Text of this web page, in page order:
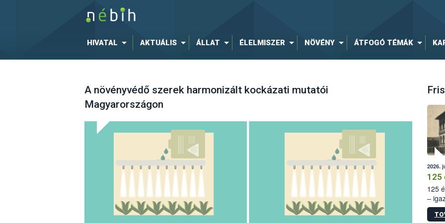
HIVATAL AKTUÁLIS ÁLLAT ÉLELMISZER NÖVÉNY ÁTFOGÓ TÉMÁK
A növényvédő szerek harmonizált kockázati mutatói
Magyarországon
2026.
125
125
–
15.